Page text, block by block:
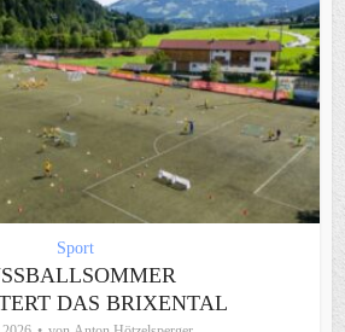
Sport
B
DAS BRIXENTAL